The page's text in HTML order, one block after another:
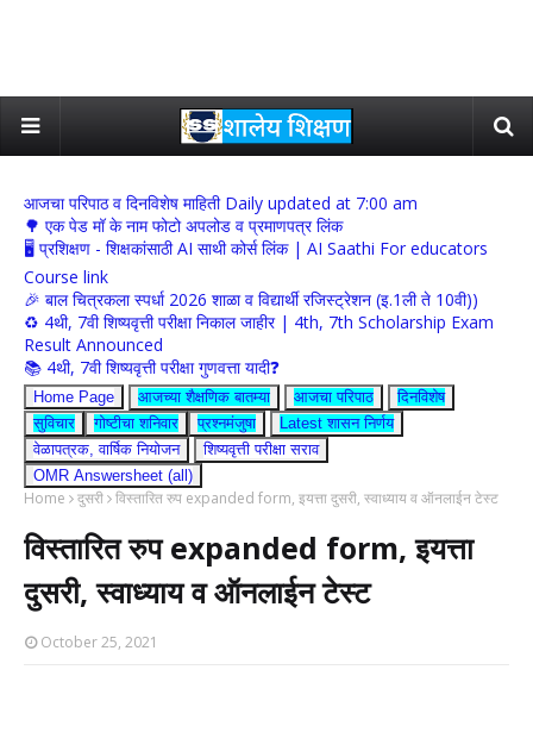
आजचा परिपाठ व दिनविशेष माहिती Daily updated at 7:00 am
🌳 एक पेड मॉ के नाम फोटो अपलोड व प्रमाणपत्र लिंक
🖥 प्रशिक्षण - शिक्षकांसाठी AI साथी कोर्स लिंक | AI Saathi For educators
Course link
🎉 बाल चित्रकला स्पर्धा 2026 शाळा व विद्यार्थी रजिस्ट्रेशन (इ.1ली ते 10वी))
♻️ 4थी, 7वी शिष्यवृत्ती परीक्षा निकाल जाहीर | 4th, 7th Scholarship Exam
Result Announced
📚 4थी, 7वी शिष्यवृत्ती परीक्षा गुणवत्ता यादी❓
Home Page आजच्या शैक्षणिक बातम्या आजचा परिपाठ
दिनविशेष
सुविचार
गोष्टीचा शनिवार प्रश्नमंजुषा
Latest शासन निर्णय
वेळापत्रक, वार्षिक नियोजन
शिष्यवृत्ती परीक्षा सराव
OMR Answersheet (all)
Home दुसरी विस्तारित रुप expanded form, इयत्ता दुसरी, स्वाध्याय व ऑनलाईन टेस्ट
विस्तारित रुप expanded form, इयत्ता
दुसरी, स्वाध्याय व ऑनलाईन टेस्ट
October 25, 2021